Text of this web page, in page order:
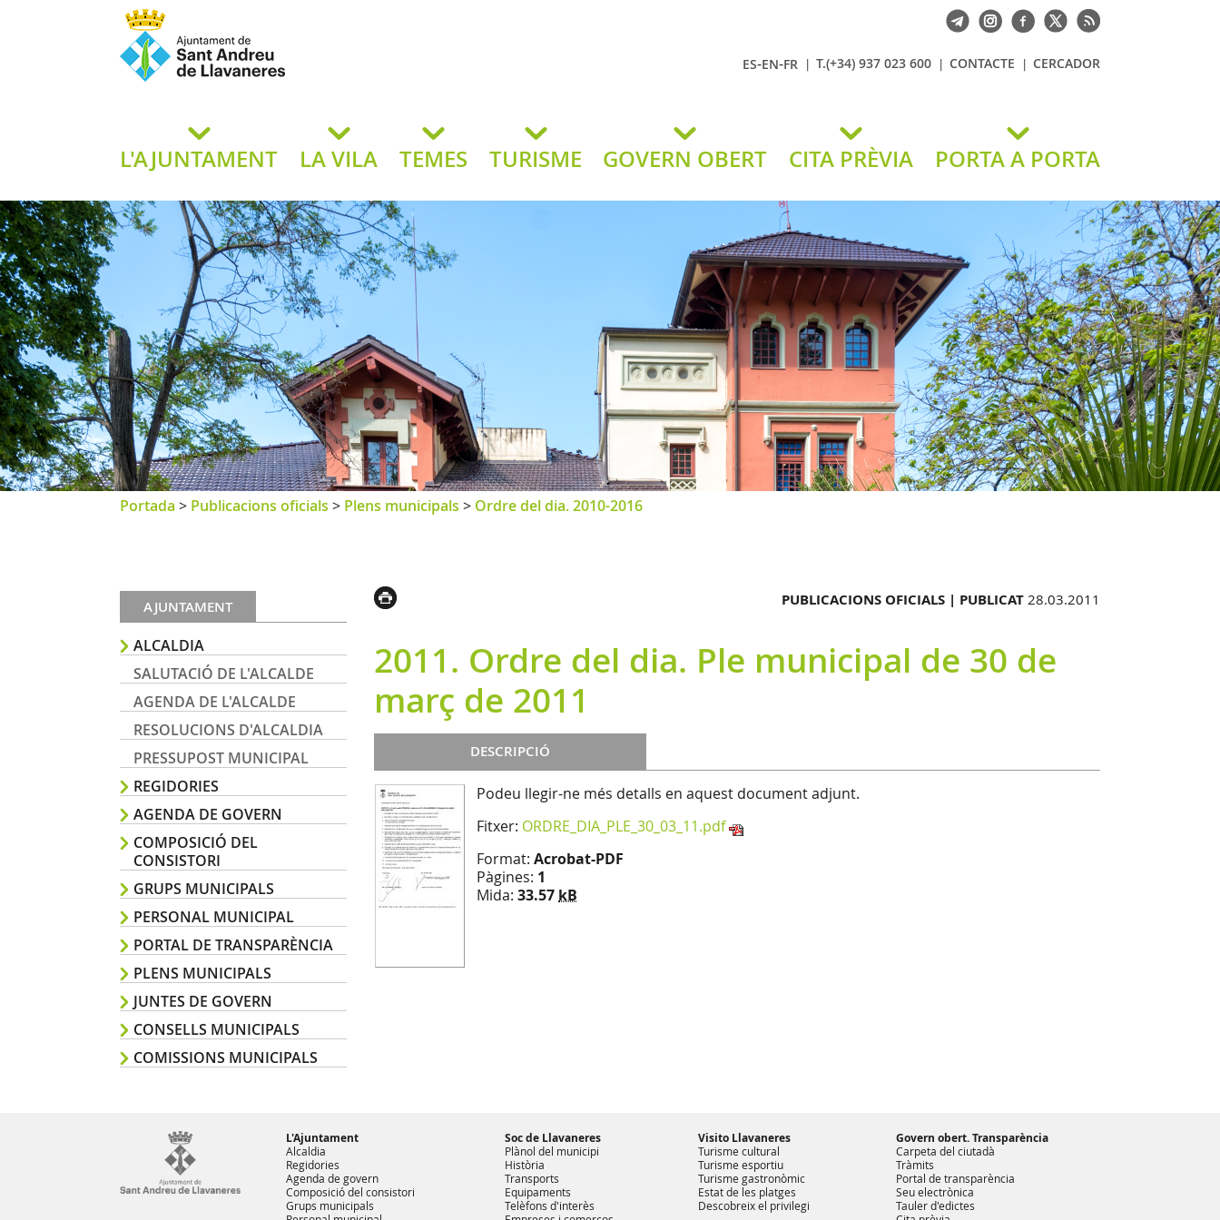
de Llavaneres
ES-EN-FR T.(+34) 937 023 600 CONTACTE CERCADOR
L'AJUNTAMENT LA VILA TEMES TURISME GOVERN OBERT CITA PRÈVIA PORTA A PORTA
Portada > Publicacions oficials > Plens municipals > Ordre del dia. 2010-2016
AJUNTAMENT
ALCALDIA
SALUTACIÓ DE L'ALCALDE
AGENDA DE L'ALCALDE
RESOLUCIONS D'ALCALDIA
PRESSUPOST MUNICIPAL
REGIDORIES
AGENDA DE GOVERN
COMPOSICIÓ DEL
CONSISTORI
GRUPS MUNICIPALS
PERSONAL MUNICIPAL
PORTAL DE TRANSPARÈNCIA
PLENS MUNICIPALS
JUNTES DE GOVERN
CONSELLS MUNICIPALS
COMISSIONS MUNICIPALS
PUBLICACIONS OFICIALS | PUBLICAT 28.03.2011
2011. Ordre del dia. Ple municipal de 30 de
març de 2011
DESCRIPCIÓ
Podeu llegir-ne més detalls en aquest document adjunt.
Fitxer: ORDRE_DIA_PLE_30_03_11.pdf
Format: Acrobat-PDF
Pàgines: 1
Mida: 33.57 kB
L'Ajuntament
Alcaldia
Regidories
Agenda de govern
Composició del consistori
Grups municipals
Soc de Llavaneres
Plànol del municipi
Història
Transports
Equipaments
Telèfons d'interès
Visito Llavaneres
Turisme cultural
Turisme esportiu
Turisme gastronòmic
Estat de les platges
Descobreix el privilegi
Govern obert. Transparència
Carpeta del ciutadà
Tràmits
Portal de transparència
Seu electrònica
Tauler d'edictes